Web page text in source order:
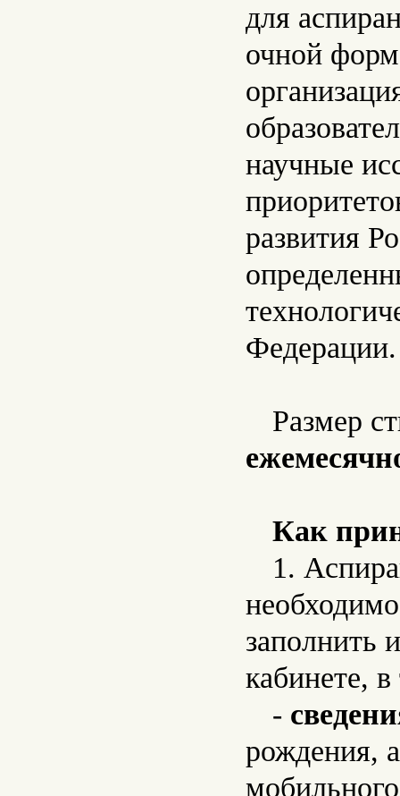
для
очной
научные
развития
Федерации.
Размер
Как
1.
заполнить
кабинете,
-
рождения,